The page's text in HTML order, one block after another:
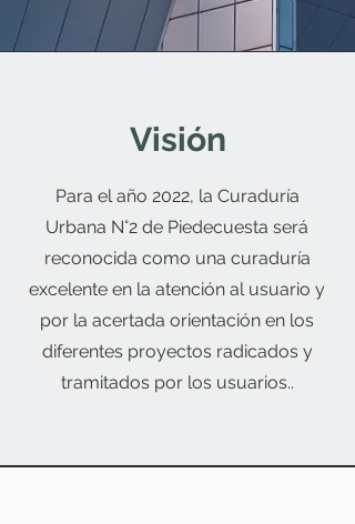
Visión
Para el año 2022, la Curaduría
Urbana N°2 de Piedecuesta será
reconocida como una curaduría
excelente en la atención al usuario y
por la acertada orientación en los
diferentes proyectos radicados y
tramitados por los usuarios..